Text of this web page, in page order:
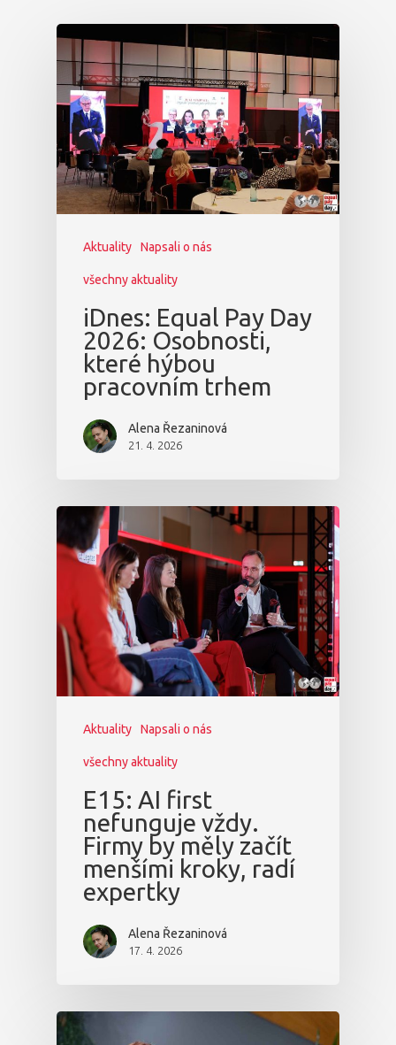
Aktuality Napsali o nás
všechny aktuality
iDnes: Equal Pay Day
2026: Osobnosti,
které hýbou
pracovním trhem
Alena Řezaninová
21. 4. 2026
Aktuality Napsali o nás
všechny aktuality
E15: AI first
nefunguje vždy.
Firmy by měly začít
menšími kroky, radí
expertky
Alena Řezaninová
17. 4. 2026
Domů
Program 26.3.
Program 27.3.
Osobnosti
Dopad
Partneři
Vstupenky